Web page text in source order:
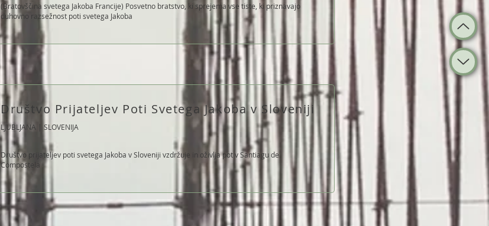
(Bratovščina svetega Jakoba Francije) Posvetno bratstvo, ki sprejema vse tiste, ki priznavajo
duhovno razsežnost poti svetega Jakoba
Društvo Prijateljev Poti Svetega Jakoba v Sloveniji
LJUBLJANA | SLOVENIJA
Društvo prijateljev poti svetega Jakoba v Sloveniji vzdržuje in oživlja pot v Santiagu de
Compostela